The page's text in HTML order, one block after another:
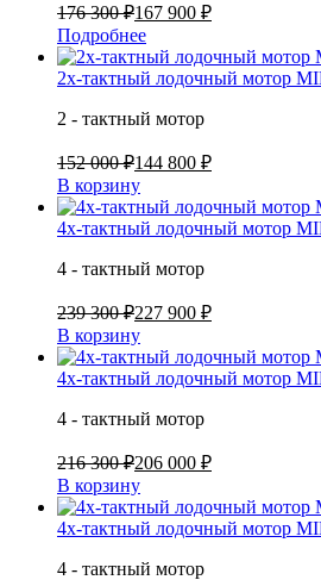
176 300 ₽167 900 ₽
Подробнее
2х-тактный лодочный мотор
2 - тактный мотор
152 000 ₽144 800 ₽
В корзину
4х-тактный лодочный мотор
4 - тактный мотор
239 300 ₽227 900 ₽
В корзину
4х-тактный лодочный мотор
4 - тактный мотор
216 300 ₽206 000 ₽
В корзину
4х-тактный лодочный мотор
4 - тактный мотор